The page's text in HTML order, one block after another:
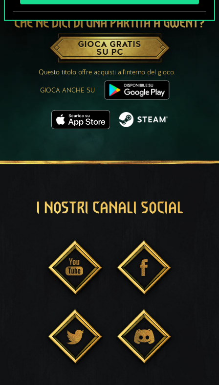
CHE NE DICI DI UNA PARTITA A GWENT?
GIOCA GRATIS
SU PC
Questo titolo offre acquisti all'interno del gioco.
GIOCA ANCHE SU
I NOSTRI CANALI SOCIAL